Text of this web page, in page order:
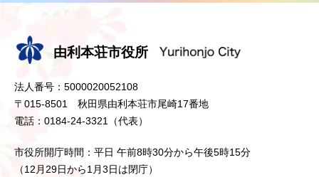
由利本荘市役所
法人番号：5000020052108
〒015-8501 秋田県由利本荘市尾崎17番地
電話：0184-24-3321（代表）
市役所開庁時間：平日 午前8時30分から午後5時15分
（12月29日から1月3日は閉庁）